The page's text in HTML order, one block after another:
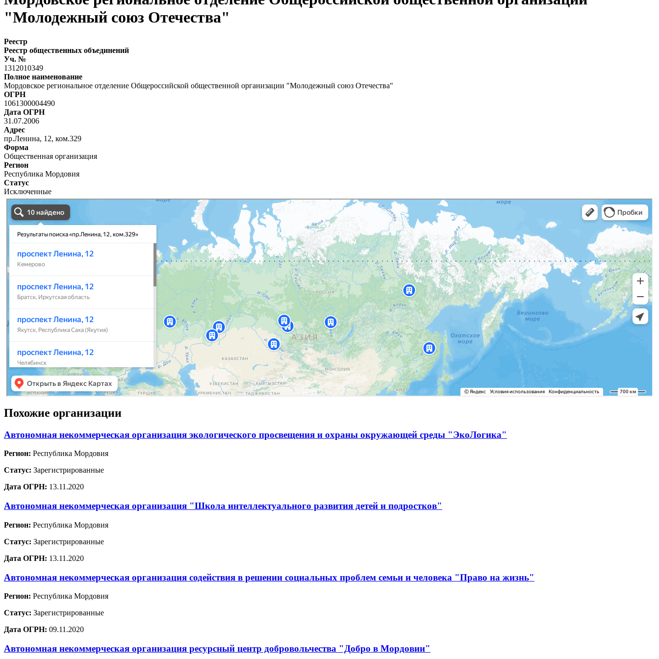
"Молодежный союз Отечества"
Реестр
Реестр общественных объединений
Уч. №
1312010349
Полное наименование
Мордовское региональное отделение Общероссийской общественной организации "Молодежный союз Отечества"
ОГРН
1061300004490
Дата ОГРН
31.07.2006
Адрес
пр.Ленина, 12, ком.329
Форма
Общественная организация
Регион
Республика Мордовия
Статус
Исключенные
Похожие организации
Автономная некоммерческая организация экологического просвещения и охраны окружающей среды "ЭкоЛогика"
Регион: Республика Мордовия
Статус: Зарегистрированные
Дата ОГРН: 13.11.2020
Автономная некоммерческая организация "Школа интеллектуального развития детей и подростков"
Регион: Республика Мордовия
Статус: Зарегистрированные
Дата ОГРН: 13.11.2020
Автономная некоммерческая организация содействия в решении социальных проблем семьи и человека "Право на жизнь"
Регион: Республика Мордовия
Статус: Зарегистрированные
Дата ОГРН: 09.11.2020
Автономная некоммерческая организация ресурсный центр добровольчества "Добро в Мордовии"